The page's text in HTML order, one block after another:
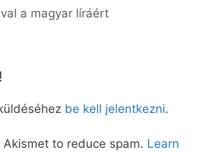
a magyar líráért
be kell jelentkezni.
to reduce spam. Learn